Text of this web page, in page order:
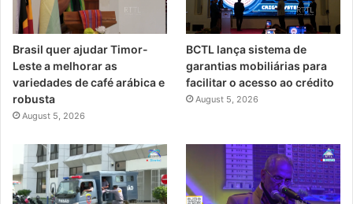
Brasil quer ajudar Timor-
Leste a melhorar as
variedades de café arábica e
robusta
August 5, 2026
BCTL lança sistema de
garantias mobiliárias para
facilitar o acesso ao crédito
August 5, 2026